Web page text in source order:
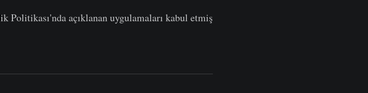
Politikası'nda açıklanan uygulamaları kabul etmiş